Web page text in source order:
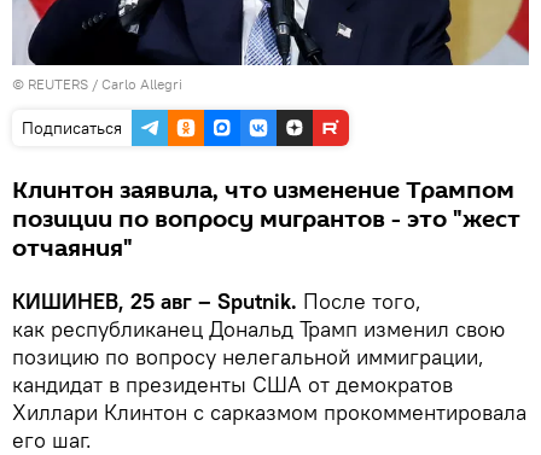
© REUTERS / Carlo Allegri
Подписаться
Клинтон заявила, что изменение Трампом
позиции по вопросу мигрантов - это "жест
отчаяния"
КИШИНЕВ, 25 авг – Sputnik. После того,
как республиканец Дональд Трамп изменил свою
позицию по вопросу нелегальной иммиграции,
кандидат в президенты США от демократов
Хиллари Клинтон с сарказмом прокомментировала
его шаг.